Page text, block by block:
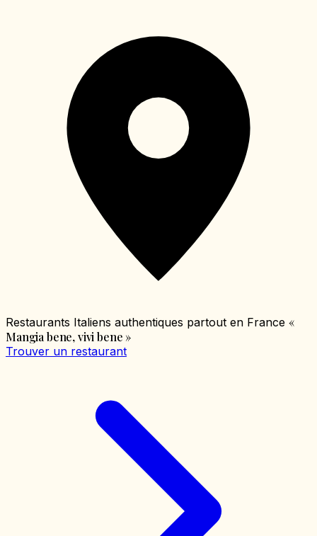
Restaurants Italiens authentiques partout en France «
Mangia bene, vivi bene »
Trouver un restaurant